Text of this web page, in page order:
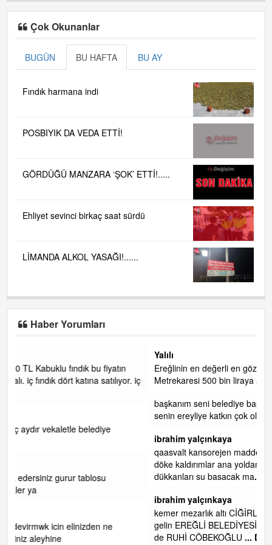
Çok Okunanlar
BUGÜN BU HAFTA BU AY
Fındık harmana indi
POSBIYIK DA VEDA ETTİ!
GÖRDÜĞÜ MANZARA ‘ŞOK’ ETTİ!.....
Ehliyet sevinci birkaç saat sürdü
LİMANDA ALKOL YASAĞI!......
Haber Yorumları
Ereğlinin en değerli en gözde yeri yalı caddesi ve çevresidir.
Metrekaresi 500 bin liraya alamazsın.
başkanım seni belediye başkanlığında da görmek isteriz
senin ereyliye katkın çok oldu daha da olacaktır
ibrahim yalçınkaya
qaasvalt kansorejen madde mahalle aralarında asvalt döke
döke kaldırımlar ana yoldan aşağıda kaldı bi yağmurda
dükkanları su basacak ma
... DEVAMI
ibrahim yalçınkaya
kemer mezarlık altı CİĞİRLİK deniz kenarına giden yola
gelin EREĞLİ BELEDİYESİ o boruları zamanında tüm ereğli
de RUHİ CÖBEKOĞLU
... DEVAMI